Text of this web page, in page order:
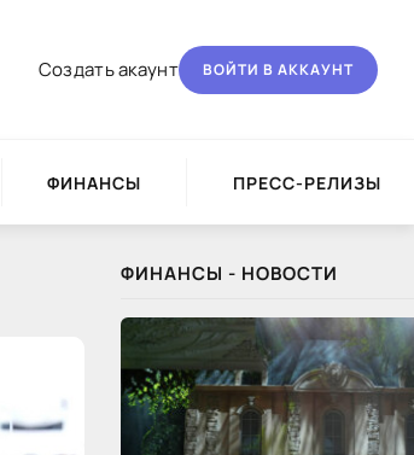
Создать акаунт ВОЙТИ В АККАУНТ
ФИНАНСЫ ПРЕСС-РЕЛИЗЫ
ФИНАНСЫ - НОВОСТИ